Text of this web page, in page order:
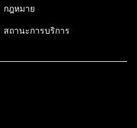
กฎหมาย
สถานะการบริการ